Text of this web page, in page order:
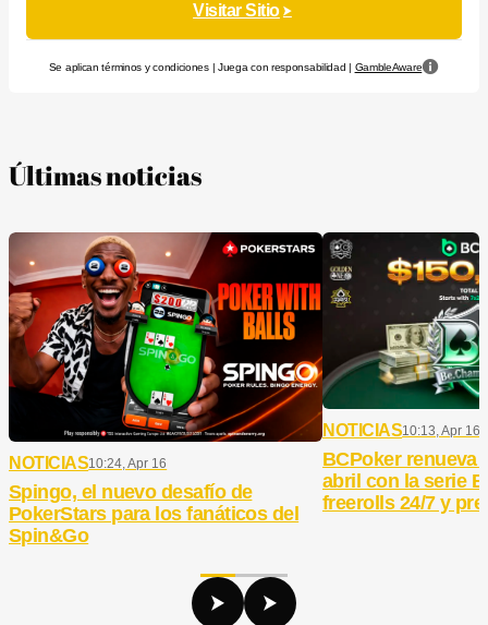
Visitar Sitio
Se aplican términos y condiciones | Juega con responsabilidad | GambleAware
Últimas noticias
NOTICIAS10:24, Apr 16
Spingo, el nuevo desafío de
PokerStars para los fanáticos del
Spin&Go
NOTICIAS10:13, Apr 16
BCPoker renueva
abril con la serie
freerolls 24/7 y